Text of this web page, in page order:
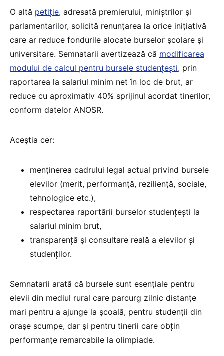
O altă petiție, adresată premierului, miniștrilor și
parlamentarilor, solicită renunțarea la orice inițiativă
care ar reduce fondurile alocate burselor școlare și
universitare. Semnatarii avertizează că modificarea
modului de calcul pentru bursele studențești, prin
raportarea la salariul minim net în loc de brut, ar
reduce cu aproximativ 40% sprijinul acordat tinerilor,
conform datelor ANOSR.
Aceștia cer:
menținerea cadrului legal actual privind bursele
elevilor (merit, performanță, reziliență, sociale,
tehnologice etc.),
respectarea raportării burselor studențești la
salariul minim brut,
transparență și consultare reală a elevilor și
studenților.
Semnatarii arată că bursele sunt esențiale pentru
elevii din mediul rural care parcurg zilnic distanțe
mari pentru a ajunge la școală, pentru studenții din
orașe scumpe, dar și pentru tinerii care obțin
performanțe remarcabile la olimpiade.